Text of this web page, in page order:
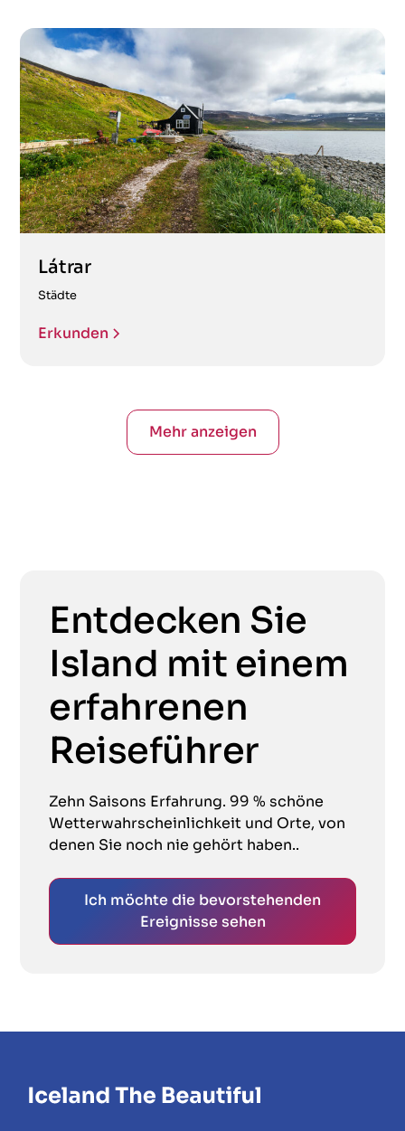
Látrar
Städte
Erkunden
Mehr anzeigen
Entdecken Sie
Island mit einem
erfahrenen
Reiseführer
Zehn Saisons Erfahrung. 99 % schöne
Wetterwahrscheinlichkeit und Orte, von
denen Sie noch nie gehört haben..
Ich möchte die bevorstehenden
Ereignisse sehen